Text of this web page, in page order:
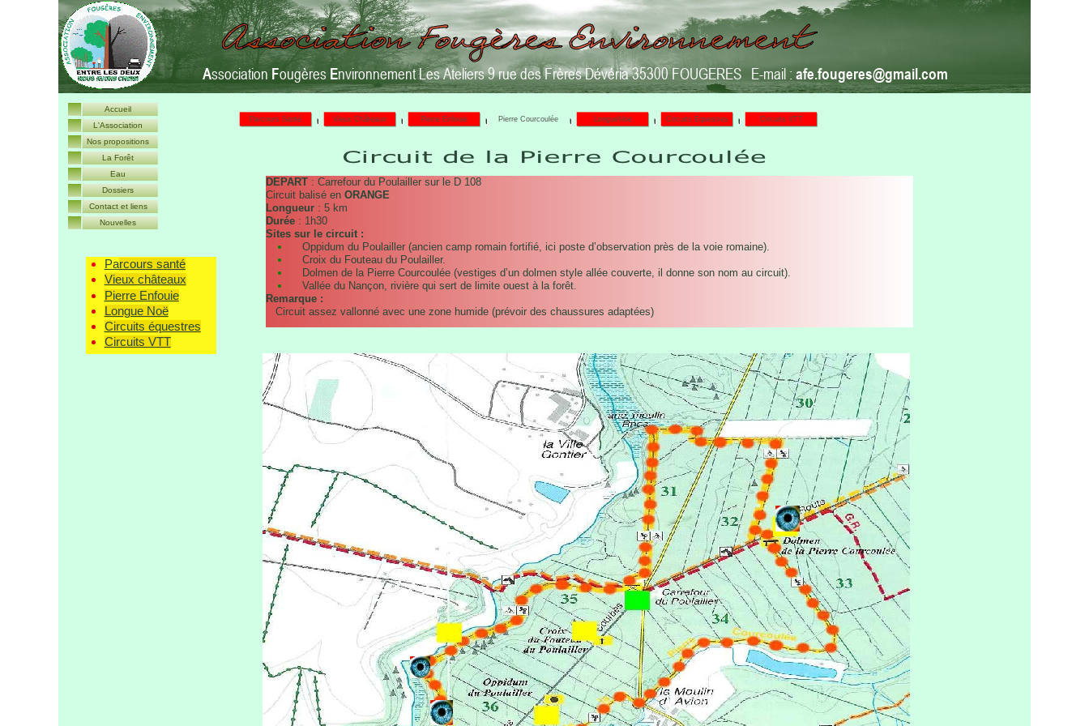
AssociationFougères Environnement Les Ateliers 9 rue des Frères Dévéria 35300 FOUGERES E-mail : afe.fougeres@gmail.com
Accueil L'Association Nos propositions La Forêt Eau Dossiers Contact et liens Nouvelles
Accueil
L'Association
Nos propositions
La Forêt
Eau
Dossiers
Contact et liens
Nouvelles
DEPART : Carrefour du Poulailler sur le D 108
Circuit balisé en ORANGE
Longueur : 5 km
Durée : 1h30
Sites sur le circuit :
Oppidum du Poulailler (ancien camp romain fortifié, ici poste d’observation près de la voie romaine).
Croix du Fouteau du Poulailler.
Dolmen de la Pierre Courcoulée (vestiges d’un dolmen style allée couverte, il donne son nom au circuit).
Vallée du Nançon, rivière qui sert de limite ouest à la forêt.
Remarque :
Circuit assez vallonné avec une zone humide (prévoir des chaussures adaptées)
Parcours santé
Vieux châteaux
Pierre Enfouie
Longue Noë
Circuits équestres
Circuits VTT
Parcours Santé Vieux Châteaux Pierre Enfouie Pierre Courcoulée LongueNoe Circuits Equestres Circuits VTT